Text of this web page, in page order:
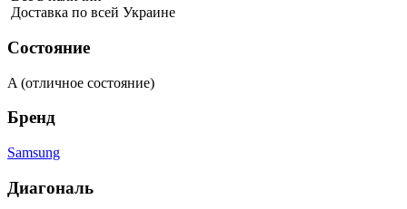
Доставка по всей Украине
Состояние
A (отличное состояние)
Бренд
Samsung
Диагональ